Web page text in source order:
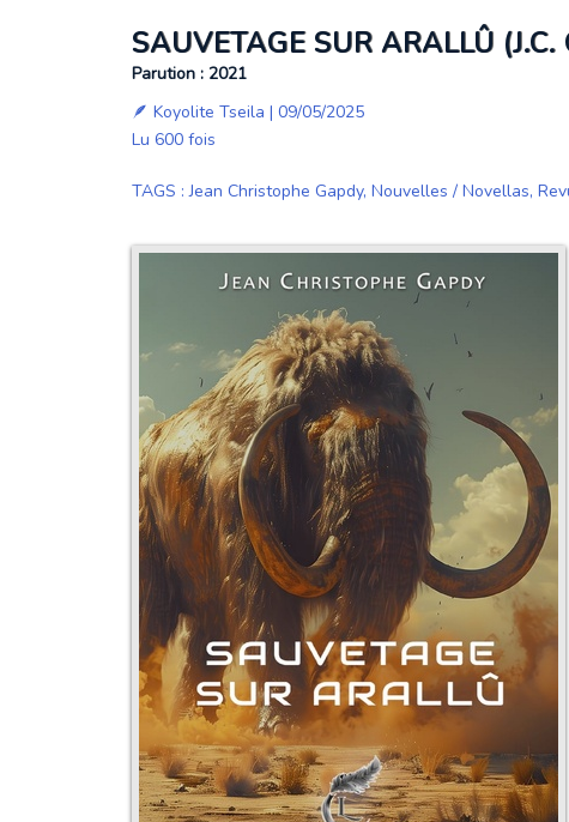
SAUVETAGE SUR ARALLÛ (J.C.
Parution : 2021
🪶 Koyolite Tseila | 09/05/2025
Lu 600 fois
TAGS :Jean Christophe Gapdy, Nouvelles / Novellas,